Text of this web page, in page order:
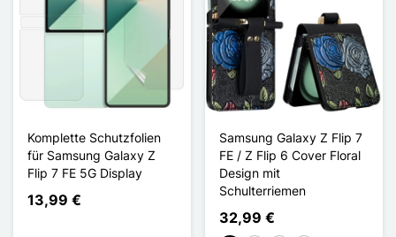
Komplette Schutzfolien
für Samsung Galaxy Z
Flip 7 FE 5G Display
13,99 €
Samsung Galaxy Z Flip 7
FE / Z Flip 6 Cover Floral
Design mit
Schulterriemen
32,99 €